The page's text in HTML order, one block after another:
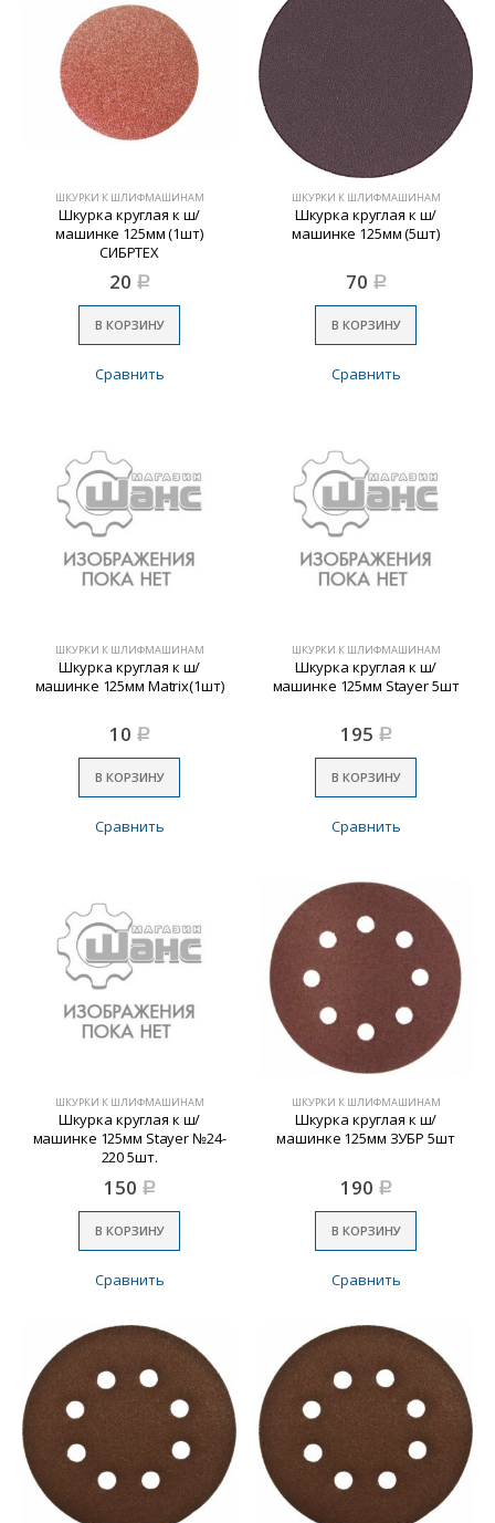
ШКУРКИ К ШЛИФМАШИНАМ
Шкурка круглая к ш/
машинке 125мм (1шт)
СИБРТЕХ
20 Р
В КОРЗИНУ
Сравнить
ШКУРКИ К ШЛИФМАШИНАМ
Шкурка круглая к ш/
машинке 125мм (5шт)
70 Р
В КОРЗИНУ
Сравнить
ШКУРКИ К ШЛИФМАШИНАМ
Шкурка круглая к ш/
машинке 125мм Matrix(1шт)
10 Р
В КОРЗИНУ
Сравнить
ШКУРКИ К ШЛИФМАШИНАМ
Шкурка круглая к ш/
машинке 125мм Stayer 5шт
195 Р
В КОРЗИНУ
Сравнить
ШКУРКИ К ШЛИФМАШИНАМ
Шкурка круглая к ш/
машинке 125мм Stayer №24-
220 5шт.
150 Р
В КОРЗИНУ
Сравнить
ШКУРКИ К ШЛИФМАШИНАМ
Шкурка круглая к ш/
машинке 125мм ЗУБР 5шт
190 Р
В КОРЗИНУ
Сравнить